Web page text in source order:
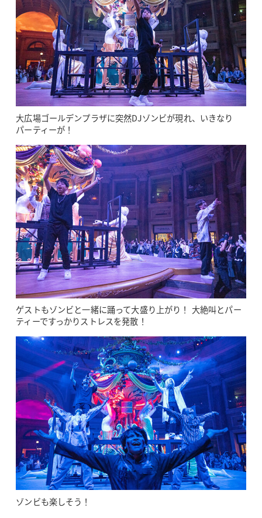
大広場ゴールデンプラザに突然DJゾンビが現れ、いきなり
パーティーが！
ゲストもゾンビと一緒に踊って大盛り上がり！ 大絶叫とパー
ティーですっかりストレスを発散！
ゾンビも楽しそう！